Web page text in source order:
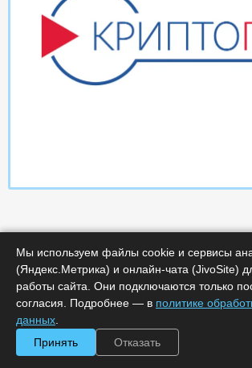
Характеристики
Минимальное количество
0000-366664
Мы используем файлы cookie и сервисы
(Яндекс.Метрика) и онлайн-чата (JivoSite)
работы сайта. Они подключаются только
согласия. Подробнее — в политике
данных
Принять
Отказать